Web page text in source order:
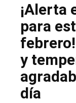
¡Alerta
para
y
día